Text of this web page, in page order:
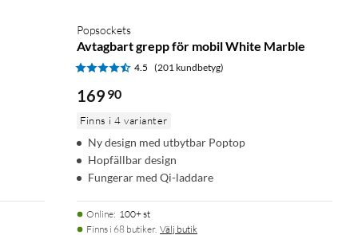
Popsockets
Avtagbart grepp för mobil White Marble
4.5 (201 kundbetyg)
169 90
Finns i 4 varianter
Ny design med utbytbar Poptop
Hopfällbar design
Fungerar med Qi-laddare
Online: 100+ st
Finns i 68 butiker. Välj butik